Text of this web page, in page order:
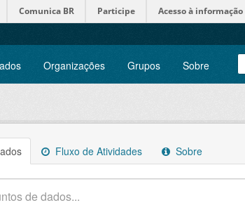
Comunica BR Participe Acesso à informação
Organizações Grupos Sobre
Fluxo de Atividades Sobre